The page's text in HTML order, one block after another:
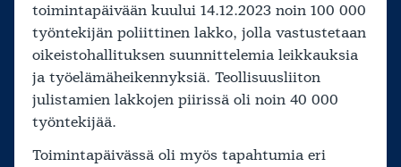
toimintapäivään kuului 14.12.2023 noin 100 000
työntekijän poliittinen lakko, jolla vastustetaan
oikeistohallituksen suunnittelemia leikkauksia
ja työelämäheikennyksiä. Teollisuusliiton
julistamien lakkojen piirissä oli noin 40 000
työntekijää.
Toimintapäivässä oli myös tapahtumia eri